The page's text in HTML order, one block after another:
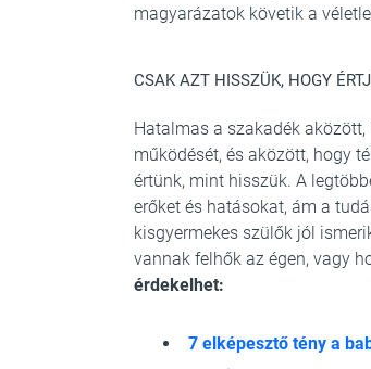
magyarázatok követik a
CSAK AZT HISSZÜK, HOGY
Hatalmas a szakadék
működését, és aközött, hogy
értünk, mint hisszük. A
erőket és hatásokat, ám a
kisgyermekes szülők jól
vannak felhők az égen, vagy
érdekelhet:
7 elképesztő tény a